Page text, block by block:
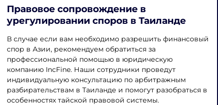
Правовое сопровождение в
урегулировании споров в Таиланде
В случае если вам необходимо разрешить финансовый
спор в Азии, рекомендуем обратиться за
профессиональной помощью в юридическую
компанию IncFine. Наши сотрудники проведут
индивидуальную консультацию по арбитражным
разбирательствам в Таиланде и помогут разобраться в
особенностях тайской правовой системы.